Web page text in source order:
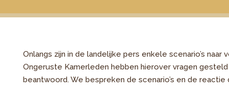
Onlangs zijn in de landelijke pers enkele scenario’s
Ongeruste Kamerleden hebben hierover vragen
beantwoord. We bespreken de scenario’s en de reactie